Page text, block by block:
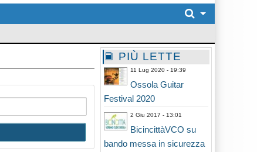
PIÙ LETTE
11 Lug 2020 - 19:39
Ossola Guitar
Festival 2020
2 Giu 2017 - 13:01
BicincittàVCO su
bando messa in sicurezza